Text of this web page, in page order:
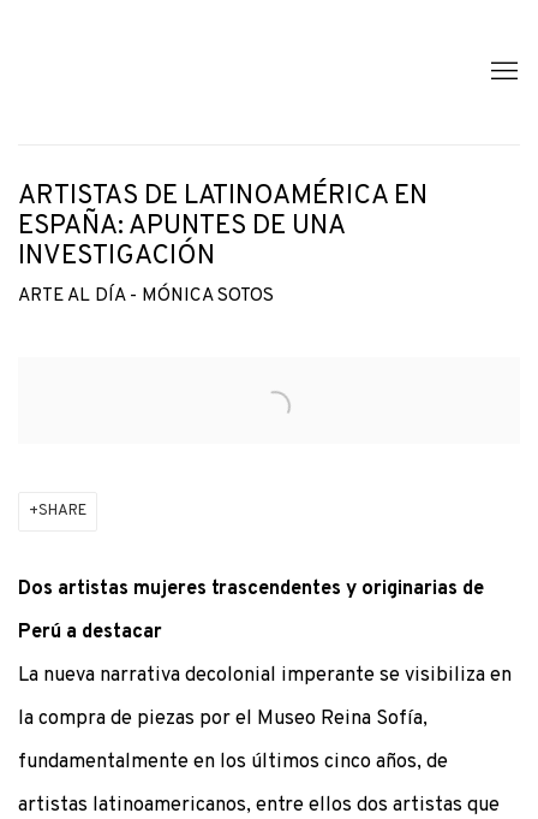
ARTISTAS DE LATINOAMÉRICA EN
ESPAÑA: APUNTES DE UNA
INVESTIGACIÓN
ARTE AL DÍA - MÓNICA SOTOS
SHARE
Dos artistas mujeres trascendentes y originarias de
Perú a destacar
La nueva narrativa decolonial imperante se visibiliza en
la compra de piezas por el Museo Reina Sofía,
fundamentalmente en los últimos cinco años, de
artistas latinoamericanos, entre ellos dos artistas que